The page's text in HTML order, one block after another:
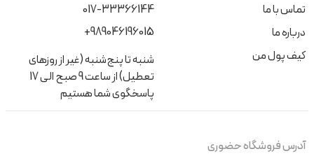
تماس با ما
درباره ما
کیف پول من
017-33366144
+989046196015
شنبه تا پنج‌شنبه (غیر از روزهای
تعطیل) از ساعت 9 صبح الی 17
پاسخگوی شما هستیم
آدرس فروشگاه حضوری